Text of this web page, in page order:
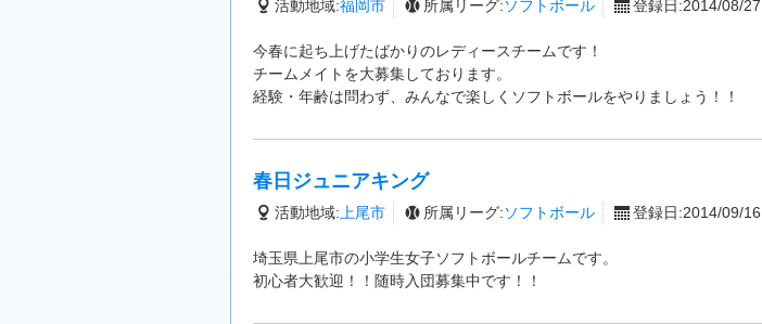
活動地域:福岡市 所属リーグ:ソフトボール 登録日:2014/08/27
今春に起ち上げたばかりのレディースチームです！
チームメイトを大募集しております。
経験・年齢は問わず、みんなで楽しくソフトボールをやりましょう！！
春日ジュニアキング
活動地域:上尾市 所属リーグ:ソフトボール 登録日:2014/09/16
埼玉県上尾市の小学生女子ソフトボールチームです。
初心者大歓迎！！随時入団募集中です！！